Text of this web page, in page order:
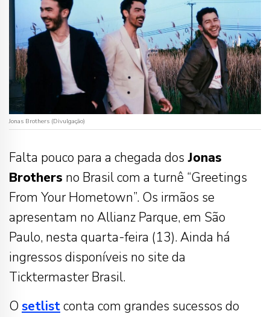
Jonas Brothers (Divulgação)
Falta pouco para a chegada dos Jonas
Brothers no Brasil com a turnê “Greetings
From Your Hometown”. Os irmãos se
apresentam no Allianz Parque, em São
Paulo, nesta quarta-feira (13). Ainda há
ingressos disponíveis no site da
Ticktermaster Brasil.
O setlistconta com grandes sucessos do